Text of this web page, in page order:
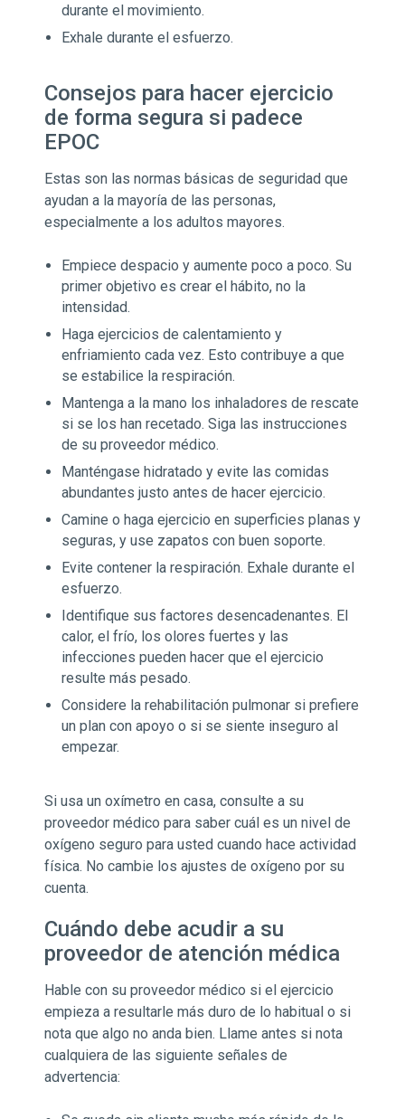
durante el movimiento.
Exhale durante el esfuerzo.
Consejos para hacer ejercicio
de forma segura si padece
EPOC
Estas son las normas básicas de seguridad que
ayudan a la mayoría de las personas,
especialmente a los adultos mayores.
Empiece despacio y aumente poco a poco. Su
primer objetivo es crear el hábito, no la
intensidad.
Haga ejercicios de calentamiento y
enfriamiento cada vez. Esto contribuye a que
se estabilice la respiración.
Mantenga a la mano los inhaladores de rescate
si se los han recetado. Siga las instrucciones
de su proveedor médico.
Manténgase hidratado y evite las comidas
abundantes justo antes de hacer ejercicio.
Camine o haga ejercicio en superficies planas y
seguras, y use zapatos con buen soporte.
Evite contener la respiración. Exhale durante el
esfuerzo.
Identifique sus factores desencadenantes. El
calor, el frío, los olores fuertes y las
infecciones pueden hacer que el ejercicio
resulte más pesado.
Considere la rehabilitación pulmonar si prefiere
un plan con apoyo o si se siente inseguro al
empezar.
Si usa un oxímetro en casa, consulte a su
proveedor médico para saber cuál es un nivel de
oxígeno seguro para usted cuando hace actividad
física. No cambie los ajustes de oxígeno por su
cuenta.
Cuándo debe acudir a su
proveedor de atención médica
Hable con su proveedor médico si el ejercicio
empieza a resultarle más duro de lo habitual o si
nota que algo no anda bien. Llame antes si nota
cualquiera de las siguiente señales de
advertencia: